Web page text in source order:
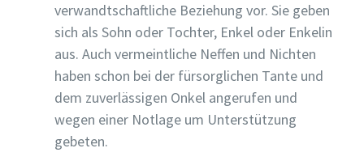
verwandtschaftliche Beziehung vor. Sie geben
sich als Sohn oder Tochter, Enkel oder Enkelin
aus. Auch vermeintliche Neffen und Nichten
haben schon bei der fürsorglichen Tante und
dem zuverlässigen Onkel angerufen und
wegen einer Notlage um Unterstützung
gebeten.